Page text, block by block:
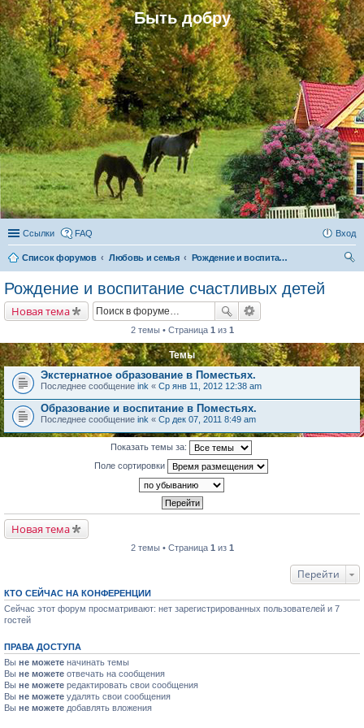
Быть добру
Ссылки FAQ Вход
Список форумов Любовь и семья
Рождение и воспитание счастливых детей
Рождение и воспитание счастливых детей
Новая тема
2 темы • Страница 1 из 1
Темы
Экстернатное образование в Поместьях.
Последнее сообщение ink « Ср янв 11, 2012 12:38 am
Образование и воспитание в Поместьях.
Последнее сообщение ink « Ср дек 07, 2011 8:49 am
Показать темы за:
Поле сортировки
Новая тема
2 темы • Страница 1 из 1
Перейти
КТО СЕЙЧАС НА КОНФЕРЕНЦИИ
Сейчас этот форум просматривают: нет зарегистрированных пользователей и 7
гостей
ПРАВА ДОСТУПА
Вы не можете начинать темы
Вы не можете отвечать на сообщения
Вы не можете редактировать свои сообщения
Вы не можете удалять свои сообщения
Вы не можете добавлять вложения